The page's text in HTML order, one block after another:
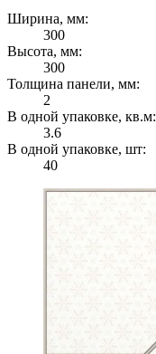
Ширина, мм:
300
Высота, мм:
300
Толщина панели, мм:
2
В одной упаковке, кв.м:
3.6
В одной упаковке, шт:
40